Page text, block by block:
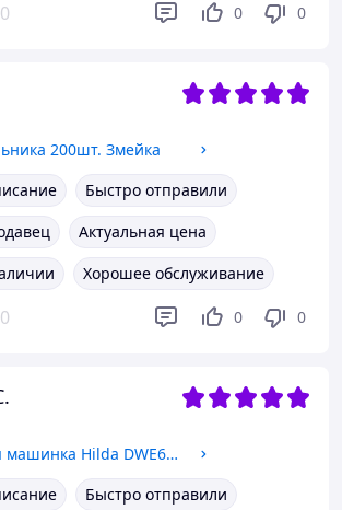
0 0 0
200шт. Змейка
Быстро отправили
Актуальная цена
Хорошее обслуживание
0 0 0
Полировальная машинка Hilda DWE6401
Быстро отправили